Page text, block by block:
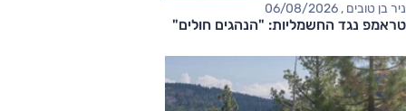
ניר בן טובים , 06/08/2026
טראמפ נגד החשמליות: "הנהגים חולים"